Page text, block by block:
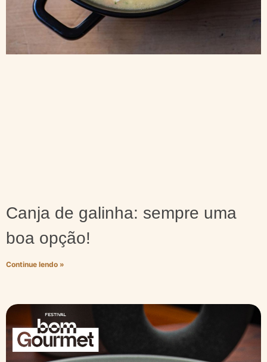
Canja de galinha: sempre uma
boa opção!
Continue lendo »